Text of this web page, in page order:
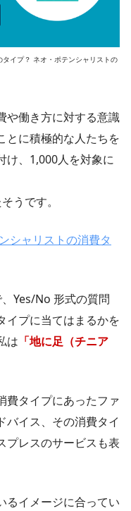
タイプ？ ネオ・ポテンシャリストの
や働き方に対する意識
とに積極的な人たちを
け、1,000人を対象に
うです。
シャリストの消費タ
Yes/No 形式の質問
イプに当てはまるかを
は 「地に足（チニア
費タイプにあったファ
バイス、その消費タイ
プレスのサービスも表
るイメージに合ってい